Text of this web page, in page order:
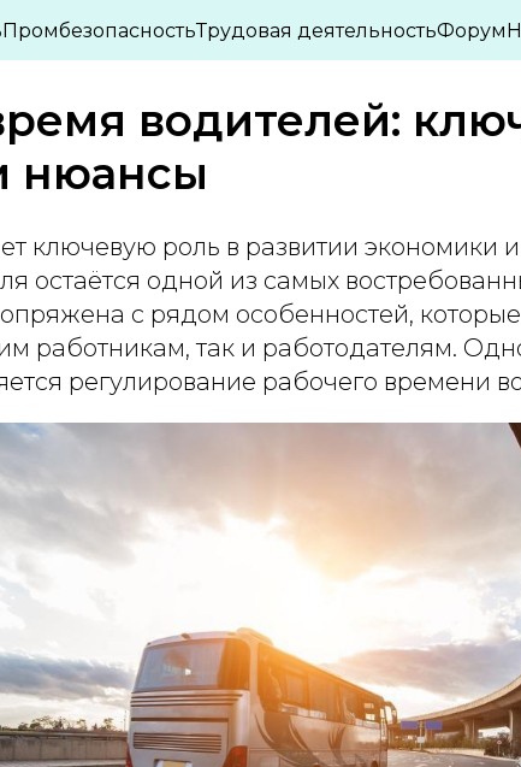
» ОХРАНА ТРУДА » ИНТЕРЕСНЫЕ
ПромбезопасностьТрудовая деятельностьФорум
водителей:
нюансы
ключевую роль в развитии экономики
остаётся одной из самых
с рядом особенностей,
работникам, так и работодателям.
регулирование рабочего времени